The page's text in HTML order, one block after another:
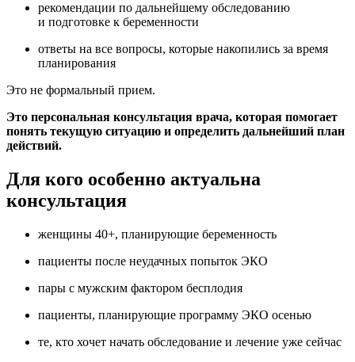
рекомендации по дальнейшему обследованию
и подготовке к беременности
ответы на все вопросы, которые накопились за время
планирования
Это не формальный прием.
Это персональная консультация врача, которая помогает
понять текущую ситуацию и определить дальнейший план
действий.
Для кого особенно актуальна
консультация
женщины 40+, планирующие беременность
пациенты после неудачных попыток ЭКО
пары с мужским фактором бесплодия
пациенты, планирующие программу ЭКО осенью
те, кто хочет начать обследование и лечение уже сейчас